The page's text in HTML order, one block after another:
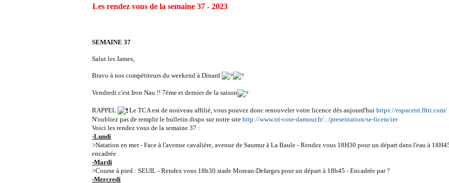
Les rendez vous de la semaine 37 - 2023
SEMAINE 37
Salut les James,
Bravo à nos compétiteurs du weekend à Dinard
Vendredi c'est Iron Nau !! 7ème et dernier de la saison
RAPPEL Le TCA est de nouveau affilié, vous pouvez donc renouveler votre licence dès aujourd'hui https://espacetri.fftri.com/
N'oubliez pas de remplir le bulletin dispo sur notre site http://www.tri-cote-damour.fr/.../presentation/se-licencier
Voici les rendez vous de la semaine 37 :
-Lundi
>Natation en mer - Face à l'avenue cavalière, avenue de Saumur à La Baule - Rendez vous 18H30 pour un départ dans l'eau à
encadrée
-Mardi
>Course à pied : SEUIL - Rendez vous 18h30 stade Moreau-Defarges pour un départ à 18h45 - Encadrée par ?
-Mercredi